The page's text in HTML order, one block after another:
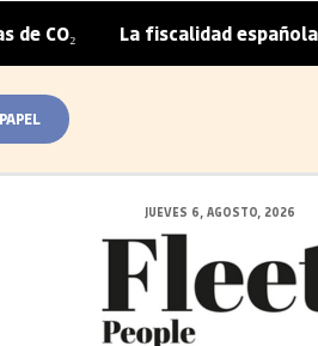
| La fiscalidad española cubre
JUEVES 6, AGOSTO, 2026